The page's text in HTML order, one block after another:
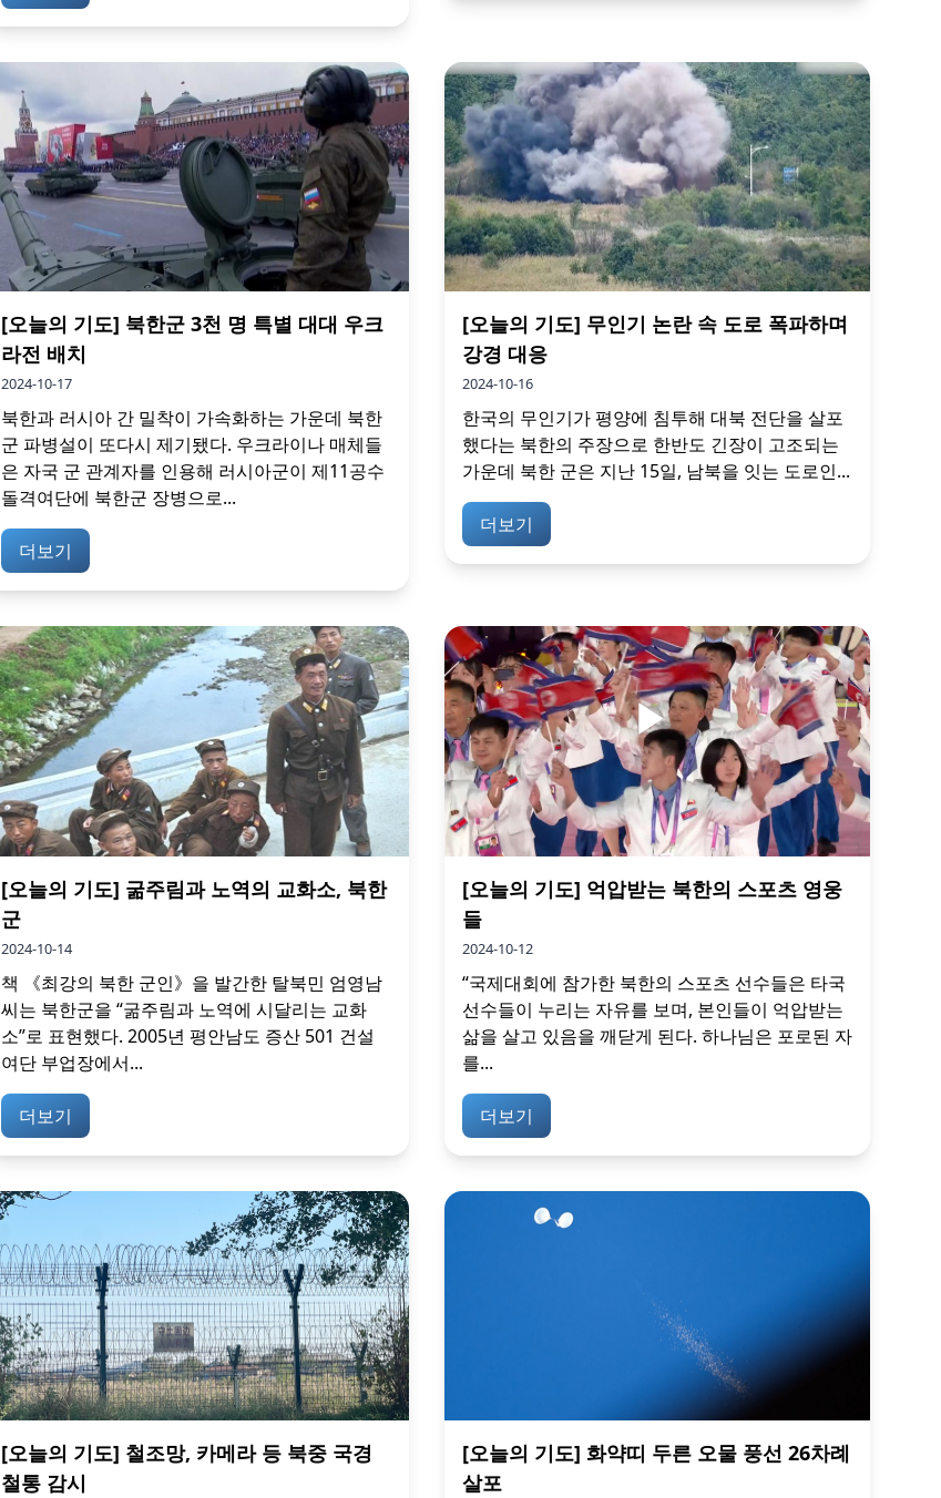
[오늘의 기도] 북한군 3천 명 특별 대대 우크
라전 배치
2024-10-17
북한과 러시아 간 밀착이 가속화하는 가운데 북한
군 파병설이 또다시 제기됐다. 우크라이나 매체들
은 자국 군 관계자를 인용해 러시아군이 제11공수
돌격여단에 북한군 장병으로...
더보기
[오늘의 기도] 무인기 논란 속 도로 폭파하며
강경 대응
2024-10-16
한국의 무인기가 평양에 침투해 대북 전단을 살포
했다는 북한의 주장으로 한반도 긴장이 고조되는
가운데 북한 군은 지난 15일, 남북을 잇는 도로인...
더보기
[오늘의 기도] 굶주림과 노역의 교화소, 북한
군
2024-10-14
책 《최강의 북한 군인》을 발간한 탈북민 엄영남
씨는 북한군을 “굶주림과 노역에 시달리는 교화
소”로 표현했다. 2005년 평안남도 증산 501 건설
여단 부업장에서...
더보기
[오늘의 기도] 억압받는 북한의 스포츠 영웅
들
2024-10-12
“국제대회에 참가한 북한의 스포츠 선수들은 타국
선수들이 누리는 자유를 보며, 본인들이 억압받는
삶을 살고 있음을 깨닫게 된다. 하나님은 포로된 자
를...
더보기
[오늘의 기도] 철조망, 카메라 등 북중 국경
철통 감시
[오늘의 기도] 화약띠 두른 오물 풍선 26차례
살포